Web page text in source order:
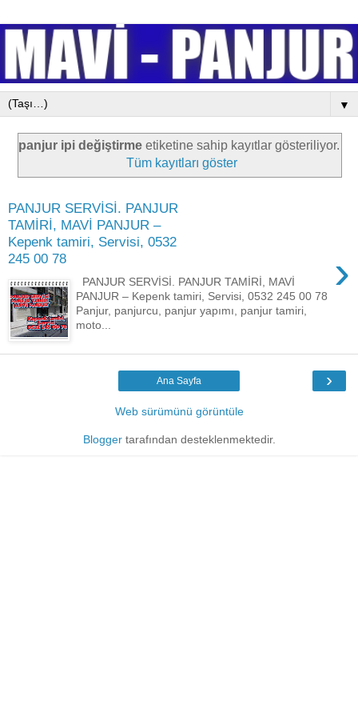
▼
panjur ipi değiştirme etiketine sahip kayıtlar gösteriliyor.
Tüm kayıtları göster
PANJUR SERVİSİ. PANJUR
TAMİRİ, MAVİ PANJUR –
Kepenk tamiri, Servisi, 0532
245 00 78
›
PANJUR SERVİSİ. PANJUR TAMİRİ, MAVİ
PANJUR – Kepenk tamiri, Servisi, 0532 245 00 78
Panjur, panjurcu, panjur yapımı, panjur tamiri,
moto...
›
Ana Sayfa
Web sürümünü görüntüle
Bloggertarafından desteklenmektedir.